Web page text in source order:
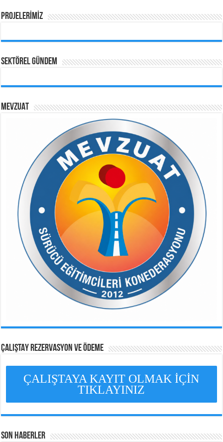
PROJELERİMİZ
SEKTÖREL GÜNDEM
MEVZUAT
ÇALIŞTAY REZERVASYON VE ÖDEME
ÇALIŞTAYA KAYIT OLMAK İÇİN
TIKLAYINIZ
Son Haberler